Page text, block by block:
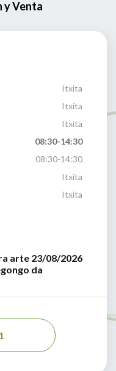
y Venta
Itxita
Itxita
Itxita
08:30-14:30
08:30-14:30
Itxita
Itxita
arte 23/08/2026
da